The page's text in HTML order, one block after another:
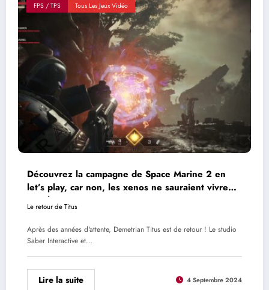
FPS / TPS Tous Les Jeux Vidéo
Découvrez la campagne de Space Marine 2 en
let’s play, car non, les xenos ne sauraient vivre
trop longtemps
Le retour de Titus
Après des années d'attente, Demetrian Titus est de retour ! Le studio
Saber Interactive et…
Lire la suite 4 Septembre 2024